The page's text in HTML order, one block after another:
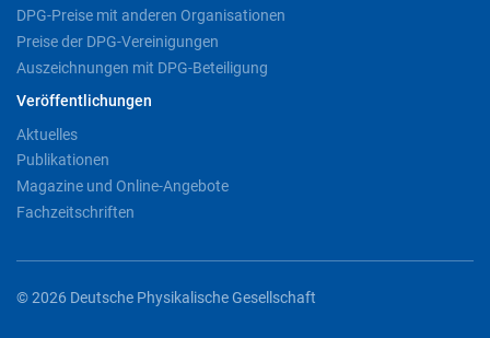
DPG-Preise mit anderen Organisationen
Preise der DPG-Vereinigungen
Auszeichnungen mit DPG-Beteiligung
Veröffentlichungen
Aktuelles
Publikationen
Magazine und Online-Angebote
Fachzeitschriften
© 2026 Deutsche Physikalische Gesellschaft